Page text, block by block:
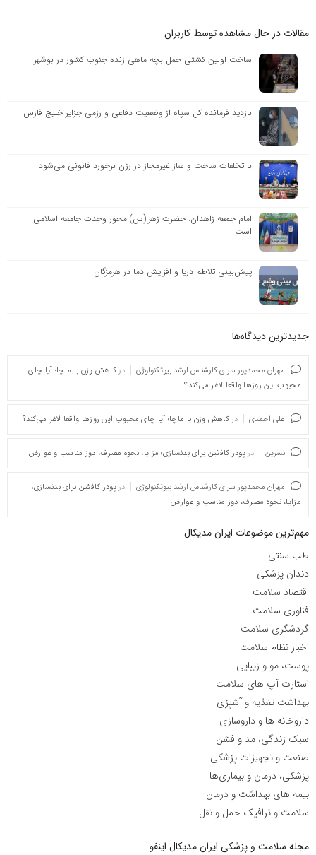
مقالات در حال مشاهده توسط کاربران
ساخت اولین کشتی حمل بچه ماهی زنده جنوب کشور در بوشهر
بازدید فرمانده کل سپاه از وضعیت دفاعی و رزمی جزایر خلیج فارس
با تخلفات ساخت و ساز غیرمجاز در رزن برخورد قانونی می‌شود
امام جمعه زاهدان: حضرت زهرا(س) محور وحدت جامعه اسلامی
است
پیش‌بینی تلاطم دریا و افزایش دما در هرمزگان
جدیدترین دیدگاه‌‌ها
مهران محمدپور سرای کارشناس ارشد بیوتکنولوژی در کاهش وزن با ماچا؛ آیا چای
محبوب این روزها واقعا لاغر می‌کند؟
علی احمدی در کاهش وزن با ماچا؛ آیا چای محبوب این روزها واقعا لاغر می‌کند؟
نسرین در پودر کافئین برای بدنسازی؛ مزایا، نحوه مصرف، دوز مناسب و عوارض
مهران محمدپور سرای کارشناس ارشد بیوتکنولوژی در پودر کافئین برای بدنسازی؛
مزایا، نحوه مصرف، دوز مناسب و عوارض
مهم‌ترین موضوعات ایران مدیکال
طب سنتی
دندان پزشکی
اقتصاد سلامت
فناوری سلامت
گردشگری سلامت
اخبار نظام سلامت
پوست، مو و زیبایی
استارت آپ های سلامت
بهداشت تغذیه و آشپزی
داروخانه ها و داروسازی
سبک زندگی، مد و فشن
صنعت و تجهیزات پزشکی
پزشکی، درمان و بیماری‌ها
بیمه های بهداشت و درمان
سلامت و ترافیک حمل و نقل
مجله سلامت و پزشکی ایران مدیکال اینفو